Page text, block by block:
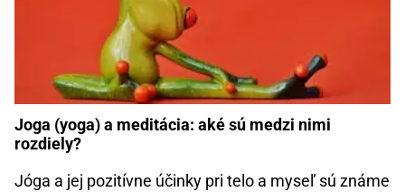
Joga (yoga) a meditácia: aké sú medzi nimi
rozdiely?
Jóga a jej pozitívne účinky pri telo a myseľ sú známe